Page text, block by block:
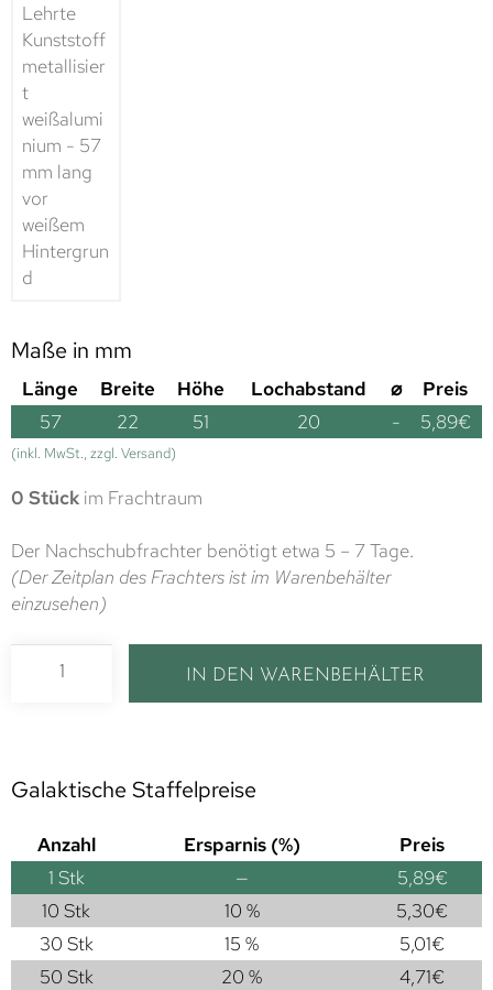
Maße in mm
Länge Breite Höhe Lochabstand ⌀
Preis
57
22 51 20 - 5,89€
(inkl. MwSt., zzgl. Versand)
0 Stück im Frachtraum
Der Nachschubfrachter benötigt etwa 5 – 7 Tage.
(Der Zeitplan des Frachters ist im Warenbehälter
einzusehen)
IN DEN WARENBEHÄLTER
Galaktische Staffelpreise
Anzahl Ersparnis (%)
Preis
1 Stk — 5,89€
10 Stk
10 % 5,30€
30 Stk
15 % 5,01€
50 Stk
20 % 4,71€